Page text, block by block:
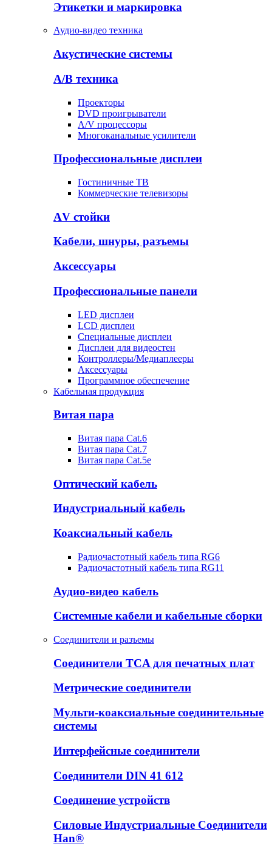
Этикетки и маркировка
Аудио-видео техника
Акустические системы
А/В техника
Проекторы
DVD проигрыватели
A/V процессоры
Многоканальные усилители
Профессиональные дисплеи
Гостиничные ТВ
Коммерческие телевизоры
АV стойки
Кабели, шнуры, разъемы
Аксессуары
Профессиональные панели
LED дисплеи
LCD дисплеи
Специальные дисплеи
Дисплеи для видеостен
Контроллеры/Медиаплееры
Аксессуары
Программное обеспечение
Кабельная продукция
Витая пара
Витая пара Cat.6
Витая пара Cat.7
Витая пара Cat.5e
Оптический кабель
Индустриальный кабель
Коаксиальный кабель
Радиочастотный кабель типа RG6
Радиочастотный кабель типа RG11
Аудио-видео кабель
Системные кабели и кабельные сборки
Соединители и разъемы
Соединители TCA для печатных плат
Метрические соединители
Мульти-коаксиальные соединительные
системы
Интерфейсные соединители
Соединители DIN 41 612
Соединение устройств
Силовые Индустриальные Соединители
Han®